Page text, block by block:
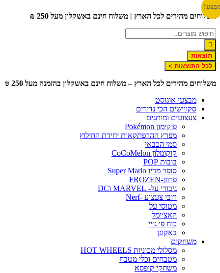
דלג
לתוכן
משלוחים מהירים לכל הארץ | משלוח חינם באשקלון מעל 250 ₪
תוצאות
לכל התוצאות >
משלוחים מהירים לכל הארץ – משלוח חינם באשקלון בהזמנה מעל 250 ₪
מבצעי אוגוסט
סקווישים הכי נדירים
צעצועים ומותגים
פוקימון Pokémon
מפרץ ההרפתקאות יחידת החילוץ
סמי הכבאי
קוקומלון CoCoMelon
בובות POP
סופר מריו Super Mario
פרוזן-FROZEN
גיבורי על- MARVEL וDC
רובי צעצוע -Nerf
מטוסי על
האצ׳ימל
כוח פי ג׳יי
באקוגן
משחקים
מסלולי מכוניות HOT WHEELS
מטבחים וכלי מטבח
משחקי קופסא